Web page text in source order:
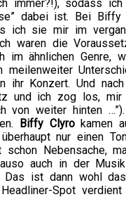
immer?!), sodass
dabei ist. Bei
ich sie mir im
waren die
im ähnlichen Genre,
meilenweiter
ihr Konzert. Und
und ich zog los,
von weiter hinten
Biffy Clyrokamen
nur einen
Nebensache,
auch in der
ist dann wohl
Spot verdient